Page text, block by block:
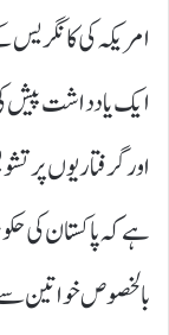
ایک یادداشت پیش
اور گرفتاریوں پر
ہے کہ پاکستان کی
بالخصوص خواتین سے